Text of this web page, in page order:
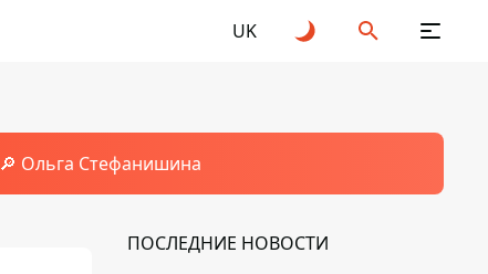
UK
🔎 Ольга Стефанишина
ПОСЛЕДНИЕ НОВОСТИ